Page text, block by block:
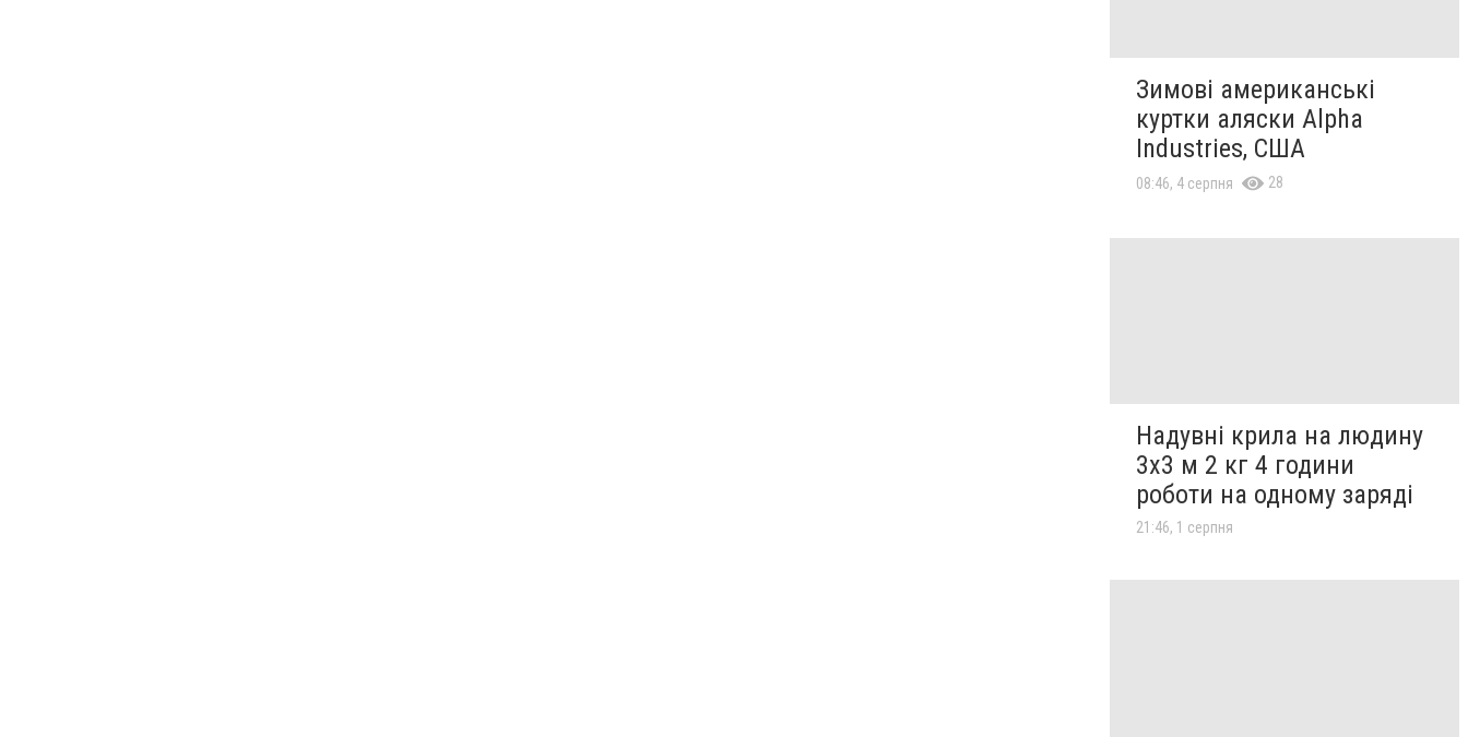
Зимові американські
куртки аляски Alpha
Industries, США
08:46, 4 серпня 28
Надувні крила на людину
3х3 м 2 кг 4 години
роботи на одному заряді
21:46, 1 серпня